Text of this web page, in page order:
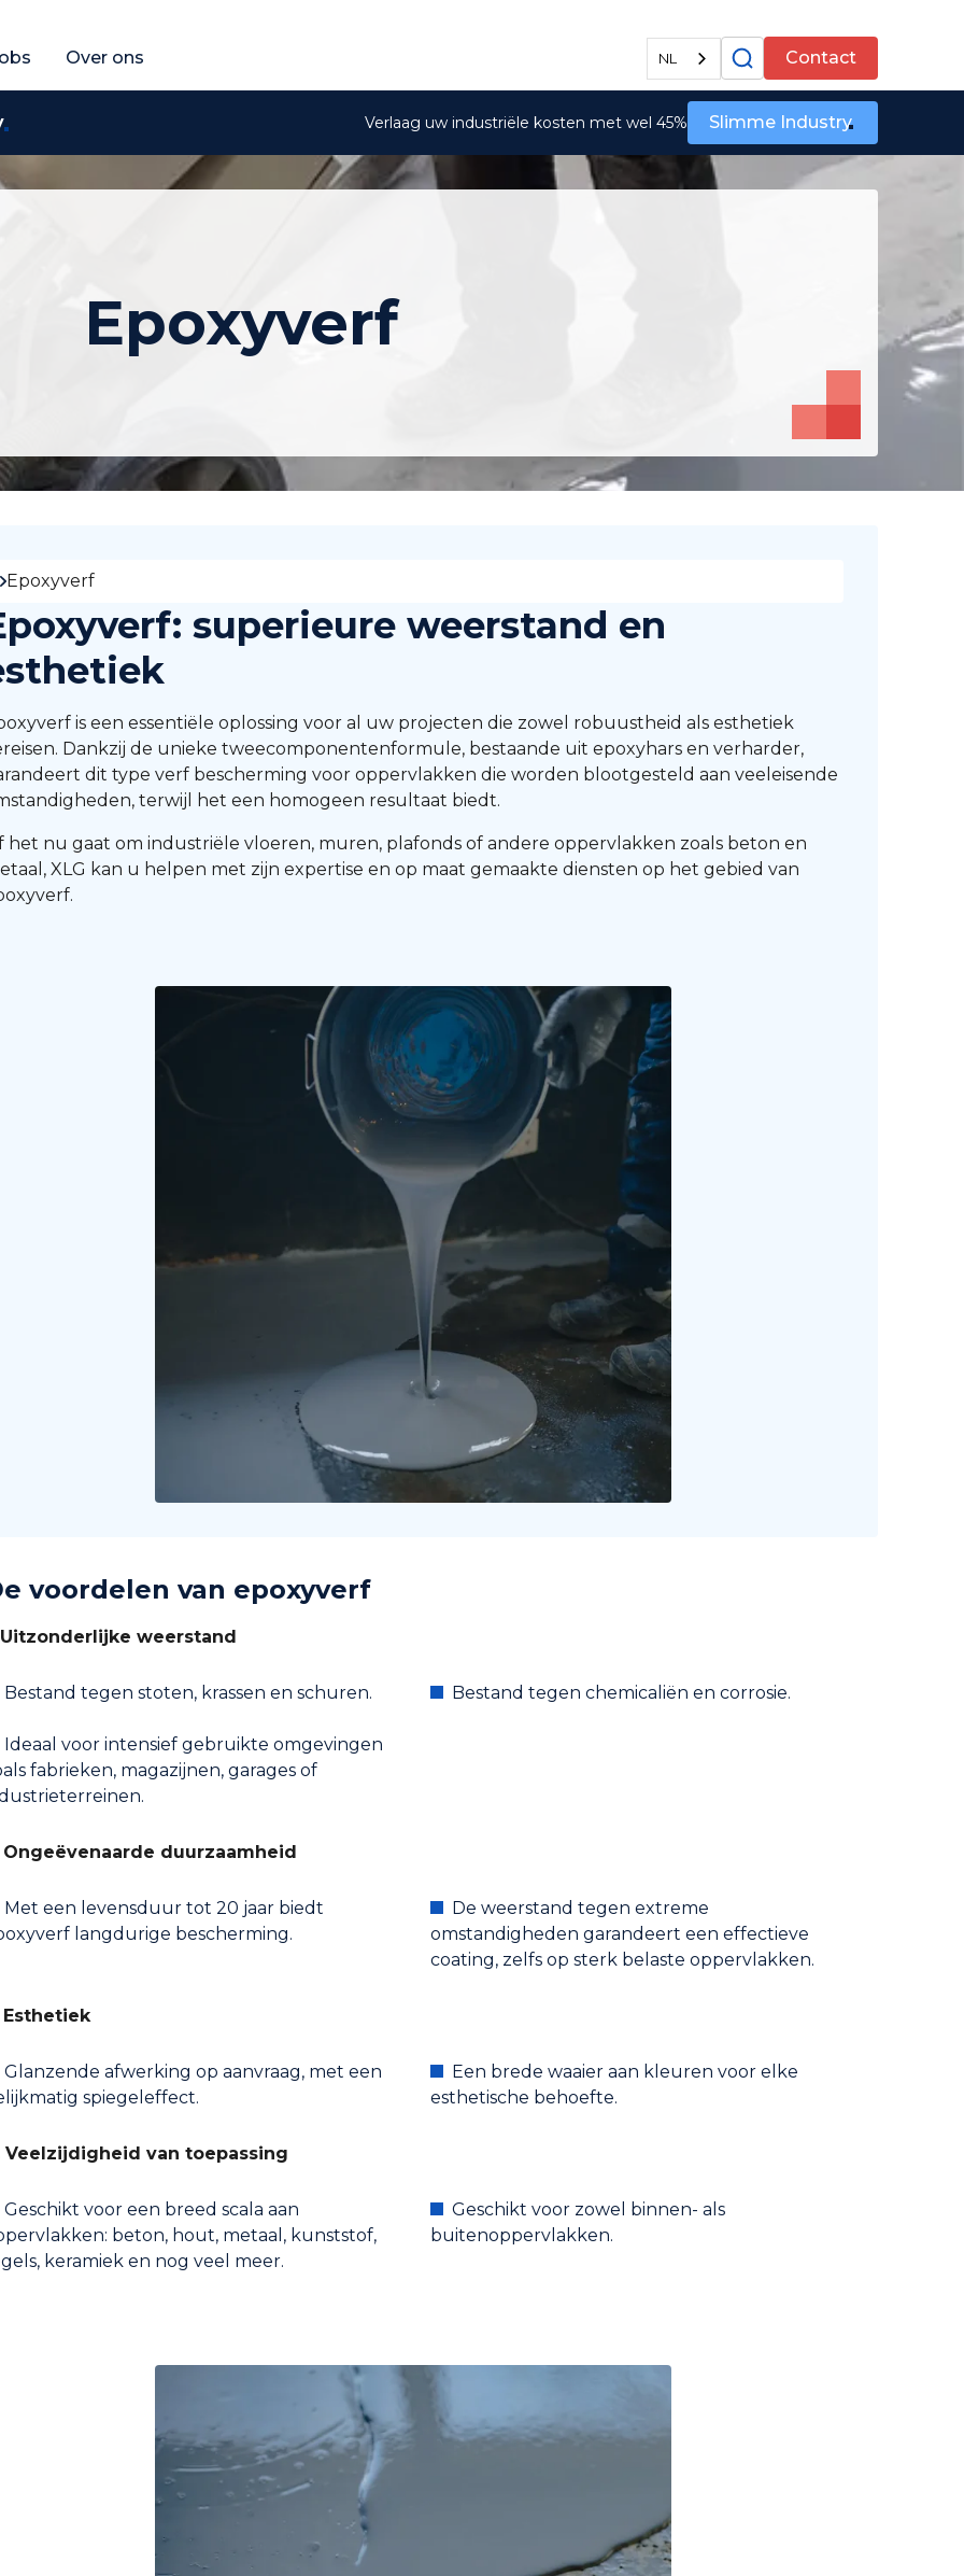
Over ons NL Contact
Verlaag uw industriële kosten met wel 45% Slimme Industry
Epoxyverf
Epoxyverf
superieure weerstand en
is een essentiële oplossing voor al uw projecten die zowel robuustheid als esthetiek
Dankzij de unieke tweecomponentenformule, bestaande uit epoxyhars en verharder,
dit type verf bescherming voor oppervlakken die worden blootgesteld aan veeleisende
terwijl het een homogeen resultaat biedt.
het nu gaat om industriële vloeren, muren, plafonds of andere oppervlakken zoals beton en
XLG kan u helpen met zijn expertise en op maat gemaakte diensten op het gebied van
voordelen van epoxyverf
Uitzonderlijke weerstand
Bestand tegen stoten, krassen en schuren. Bestand tegen chemicaliën en corrosie.
Ideaal voor intensief gebruikte omgevingen
fabrieken, magazijnen, garages of
Ongeëvenaarde duurzaamheid
Met een levensduur tot 20 jaar biedt
langdurige bescherming.
De weerstand tegen extreme
omstandigheden garandeert een effectieve
coating, zelfs op sterk belaste oppervlakken.
Esthetiek
Glanzende afwerking op aanvraag, met een
spiegeleffect.
Een brede waaier aan kleuren voor elke
esthetische behoefte.
Veelzijdigheid van toepassing
Geschikt voor een breed scala aan
beton, hout, metaal, kunststof,
keramiek en nog veel meer.
Geschikt voor zowel binnen- als
buitenoppervlakken.